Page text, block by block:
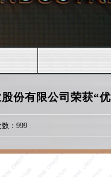
份有限公司荣获“
：999